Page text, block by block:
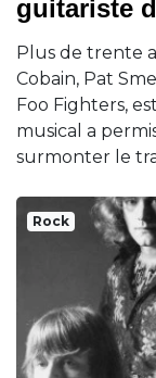
guitariste
Plus de trente
Cobain, Pat
Foo Fighters,
musical a
surmonter le
Rock